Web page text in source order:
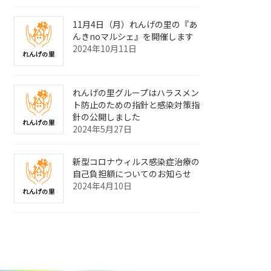
11月4日（月）れんげの里の『あ
んきnoマルシェ』を開催します
2024年10月11日
れんげの里グループはハラスメン
ト防止のための指針と感染対策指
針の公開しました
2024年5月27日
新型コロナウィルス感染症治療の
自己負担額についてのお知らせ
2024年4月10日